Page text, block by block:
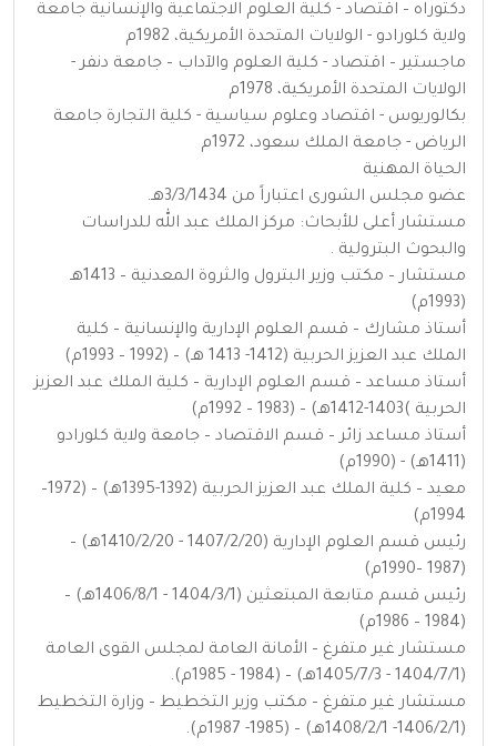
دكتوراه – اقتصاد - كلية العلوم الاجتماعية والإنسانية جامعة
ولاية كلورادو - الولايات المتحدة الأمريكية، 1982م
ماجستير – اقتصاد - كلية العلوم والآداب – جامعة دنفر -
الولايات المتحدة الأمريكية، 1978م
بكالوريوس - اقتصاد وعلوم سياسية - كلية التجارة جامعة
الرياض - جامعة الملك سعود، 1972م
الحياة المهنية
عضو مجلس الشورى اعتباراً من 3/3/1434هـ.
مستشار أعلى للأبحاث: مركز الملك عبد الله للدراسات
والبحوث البترولية .
مستشار – مكتب وزير البترول والثروة المعدنية – 1413هـ
(1993م)
أستاذ مشارك – قسم العلوم الإدارية والإنسانية – كلية
الملك عبد العزيز الحربية (1412- 1413 هـ) – (1992 – 1993م)
أستاذ مساعد – قسم العلوم الإدارية – كلية الملك عبد العزيز
الحربية )1403-1412هـ) – (1983 – 1992م)
أستاذ مساعد زائر – قسم الاقتصاد – جامعة ولاية كلورادو
(1411هـ) - (1990م)
معيد – كلية الملك عبد العزيز الحربية (1392-1395هـ) – (1972–
1994م)
رئيس قسم العلوم الإدارية (1407/2/20 - 1410/2/20هـ) –
(1987 –1990م)
رئيس قسم متابعة المبتعثين (1404/3/1 - 1406/8/1هـ) –
(1984 – 1986م)
مستشار غير متفرغ – الأمانة العامة لمجلس القوى العامة
(1404/7/1 - 1405/7/3هـ) – (1984 - 1985م).
مستشار غير متفرغ – مكتب وزير التخطيط – وزارة التخطيط
(1406/2/1- 1408/2/1هـ) – (1985- 1987م).